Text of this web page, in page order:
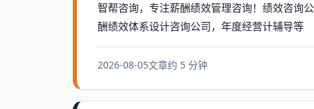
智帮咨询，专注薪酬绩效管理咨询！绩效咨询
酬绩效体系设计咨询公司，年度经营计辅导等
2026-08-05文章约 5 分钟